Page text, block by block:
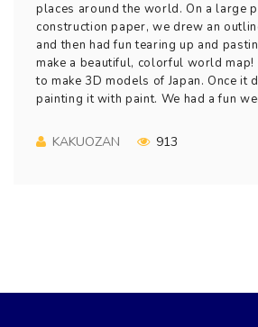
places around the world. On a large
construction paper, we drew an
and then had fun tearing up and
make a beautiful, colorful world map!
to make 3D models of Japan. Once it
painting it with paint. We had a fun
KAKUOZAN 913